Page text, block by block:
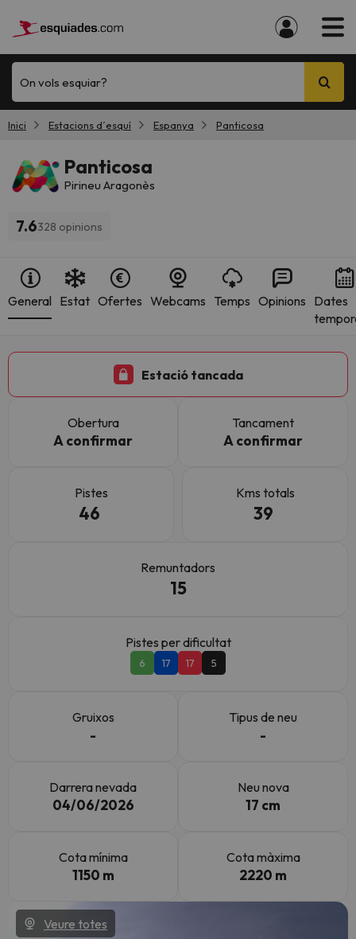
On vols esquiar?
Inici Estacions d´esquí Espanya Panticosa
Panticosa
Pirineu Aragonès
7.6328 opinions
General Estat Ofertes Webcams Temps Opinions Dates
Estació tancada
Obertura
A confirmar
Tancament
A confirmar
Pistes
46
Kms totals
39
Remuntadors
15
Pistes per dificultat
6 17 17 5
Gruixos
-
Tipus de neu
-
Darrera nevada
04/06/2026
Neu nova
17 cm
Cota mínima
1150 m
Cota màxima
2220 m
Veure totes